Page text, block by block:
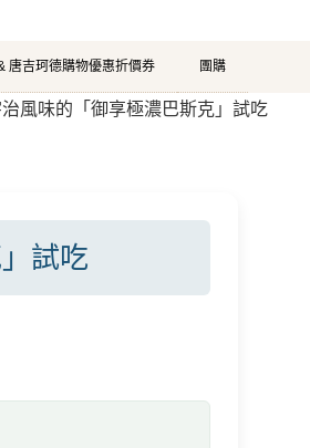
唐吉珂德購物優惠折價券 團購
風味的「御享極濃巴斯克」試吃
試吃